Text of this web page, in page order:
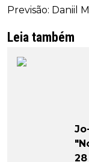
Previsão: Daniil
Leia também